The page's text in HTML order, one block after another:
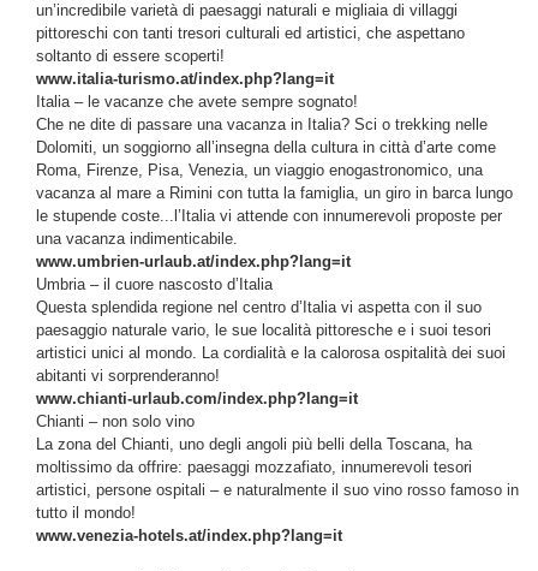
un’incredibile varietà di paesaggi naturali e migliaia di villaggi
pittoreschi con tanti tresori culturali ed artistici, che aspettano
soltanto di essere scoperti!
www.italia-turismo.at/index.php?lang=it
Italia – le vacanze che avete sempre sognato!
Che ne dite di passare una vacanza in Italia? Sci o trekking nelle
Dolomiti, un soggiorno all’insegna della cultura in città d’arte come
Roma, Firenze, Pisa, Venezia, un viaggio enogastronomico, una
vacanza al mare a Rimini con tutta la famiglia, un giro in barca lungo
le stupende coste...l’Italia vi attende con innumerevoli proposte per
una vacanza indimenticabile.
www.umbrien-urlaub.at/index.php?lang=it
Umbria – il cuore nascosto d’Italia
Questa splendida regione nel centro d’Italia vi aspetta con il suo
paesaggio naturale vario, le sue località pittoresche e i suoi tesori
artistici unici al mondo. La cordialità e la calorosa ospitalità dei suoi
abitanti vi sorprenderanno!
www.chianti-urlaub.com/index.php?lang=it
Chianti – non solo vino
La zona del Chianti, uno degli angoli più belli della Toscana, ha
moltissimo da offrire: paesaggi mozzafiato, innumerevoli tesori
artistici, persone ospitali – e naturalmente il suo vino rosso famoso in
tutto il mondo!
www.venezia-hotels.at/index.php?lang=it